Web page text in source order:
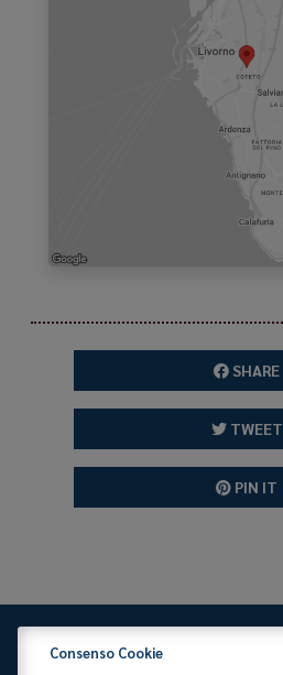
SHARE
TWEET
PIN IT
Consenso Cookie